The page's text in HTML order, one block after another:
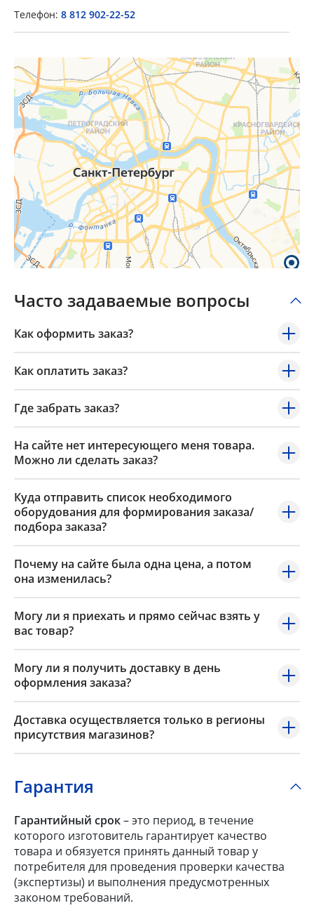
Телефон: 8 812 902-22-52
Часто задаваемые вопросы
Как оформить заказ?
Как оплатить заказ?
Где забрать заказ?
На сайте нет интересующего меня товара.
Можно ли сделать заказ?
Куда отправить список необходимого
оборудования для формирования заказа/
подбора заказа?
Почему на сайте была одна цена, а потом
она изменилась?
Могу ли я приехать и прямо сейчас взять у
вас товар?
Могу ли я получить доставку в день
оформления заказа?
Доставка осуществляется только в регионы
присутствия магазинов?
Гарантия
Гарантийный срок– это период, в течение
которого изготовитель гарантирует качество
товара и обязуется принять данный товар у
потребителя для проведения проверки качества
(экспертизы) и выполнения предусмотренных
законом требований.
Popup Title
Popup Content